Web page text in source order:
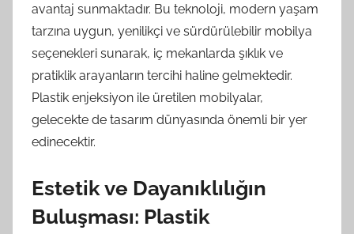
avantaj sunmaktadır. Bu teknoloji, modern yaşam
tarzına uygun, yenilikçi ve sürdürülebilir mobilya
seçenekleri sunarak, iç mekanlarda şıklık ve
pratiklik arayanların tercihi haline gelmektedir.
Plastik enjeksiyon ile üretilen mobilyalar,
gelecekte de tasarım dünyasında önemli bir yer
edinecektir.
Estetik ve Dayanıklılığın
Buluşması: Plastik